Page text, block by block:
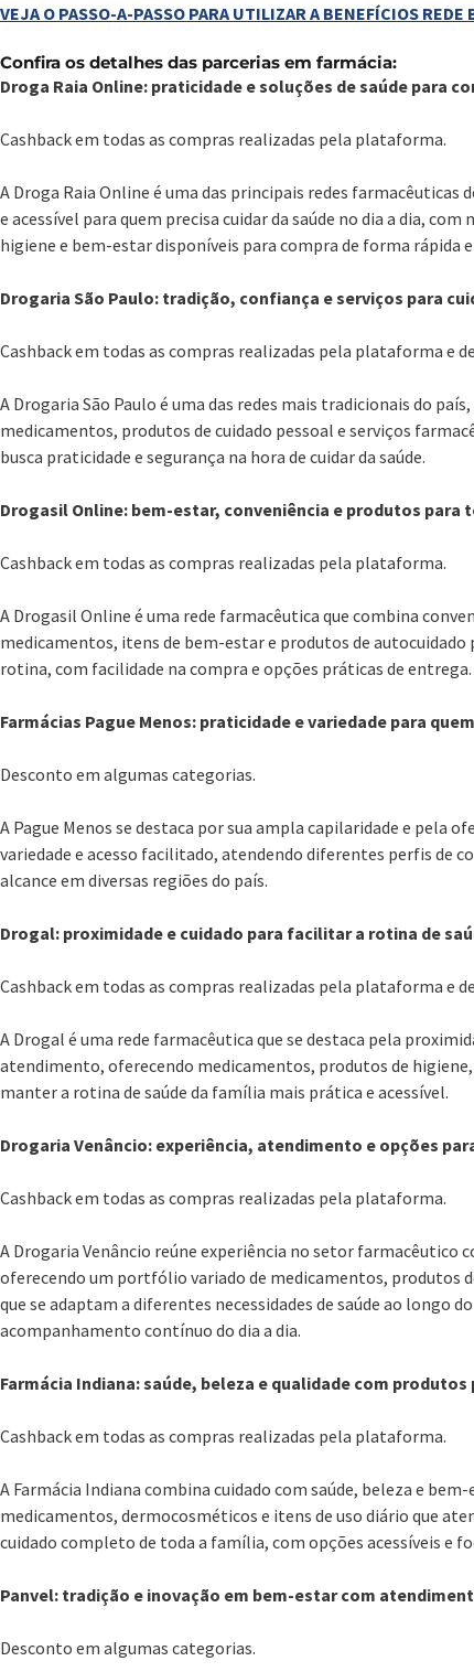
VEJA O PASSO-A-PASSO PARA UTILIZAR A BENEFÍCIOS REDE
Confira os detalhes das parcerias em farmácia:
Droga Raia Online: praticidade e soluções de saúde para
Cashback em todas as compras realizadas pela plataforma.
A Droga Raia Online é uma das principais redes farmacêuticas
e acessível para quem precisa cuidar da saúde no dia a dia,
higiene e bem-estar disponíveis para compra de forma rápida
Drogaria São Paulo: tradição, confiança e serviços para
Cashback em todas as compras realizadas pela plataforma e
A Drogaria São Paulo é uma das redes mais tradicionais do
medicamentos, produtos de cuidado pessoal e serviços
busca praticidade e segurança na hora de cuidar da saúde.
Drogasil Online: bem-estar, conveniência e produtos para
Cashback em todas as compras realizadas pela plataforma.
A Drogasil Online é uma rede farmacêutica que combina
medicamentos, itens de bem-estar e produtos de autocuidado
rotina, com facilidade na compra e opções práticas de entrega.
Farmácias Pague Menos: praticidade e variedade para
Desconto em algumas categorias.
A Pague Menos se destaca por sua ampla capilaridade e pela
variedade e acesso facilitado, atendendo diferentes perfis de
alcance em diversas regiões do país.
Drogal: proximidade e cuidado para facilitar a rotina de
Cashback em todas as compras realizadas pela plataforma e
A Drogal é uma rede farmacêutica que se destaca pela
atendimento, oferecendo medicamentos, produtos de
manter a rotina de saúde da família mais prática e acessível.
Drogaria Venâncio: experiência, atendimento e opções
Cashback em todas as compras realizadas pela plataforma.
A Drogaria Venâncio reúne experiência no setor
oferecendo um portfólio variado de medicamentos, produtos
que se adaptam a diferentes necessidades de saúde ao longo
acompanhamento contínuo do dia a dia.
Farmácia Indiana: saúde, beleza e qualidade com
Cashback em todas as compras realizadas pela plataforma.
A Farmácia Indiana combina cuidado com saúde, beleza e
medicamentos, dermocosméticos e itens de uso diário que
cuidado completo de toda a família, com opções acessíveis e
Panvel: tradição e inovação em bem-estar com
Desconto em algumas categorias.